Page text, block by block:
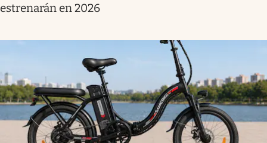
estrenarán en 2026